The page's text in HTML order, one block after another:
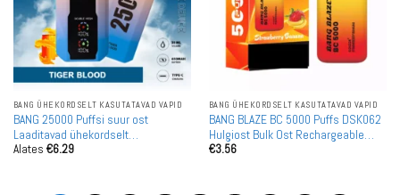
BANG ÜHEKORDSELT KASUTATAVAD VAPID
BANG 25000 Puffsi suur ost
Laaditavad ühekordselt
kasutatavad vapid hulgi müügiks
Alates €6.29
BANG ÜHEKORDSELT KASUTATAVAD VAPID
BANG BLAZE BC 5000 Puffs DSK062
Hulgiost Bulk Ost Rechargeable
Ühekordselt Kasutatavad Vapes
€3.56